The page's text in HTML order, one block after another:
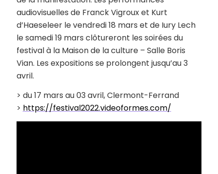
audiovisuelles de Franck Vigroux et Kurt
d’Haeseleer le vendredi 18 mars et de Iury Lech
le samedi 19 mars clôtureront les soirées du
festival à la Maison de la culture – Salle Boris
Vian. Les expositions se prolongent jusqu’au 3
avril.
> du 17 mars au 03 avril, Clermont-Ferrand
> https://festival2022.videoformes.com/